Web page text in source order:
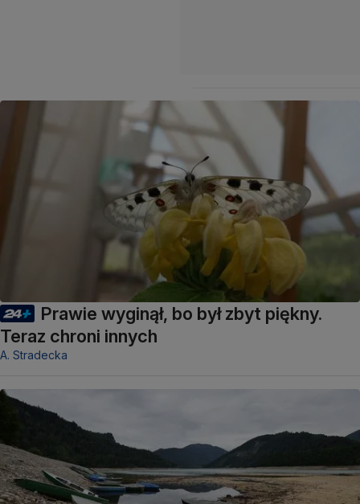
Prawie wyginął, bo był zbyt piękny.
Teraz chroni innych
A. Stradecka